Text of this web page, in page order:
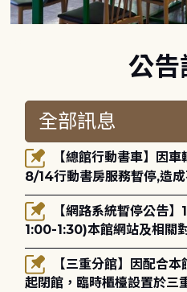
公告
8/14行動書房服務暫停,造成
1:00-1:30)本館網站及相關
網路升級更新將暫停服務。
起閉館，臨時櫃檯設置於三